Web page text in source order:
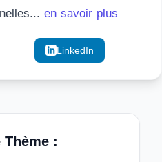
en savoir plus
LinkedIn
Thème :